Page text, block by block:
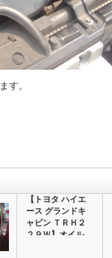
す。
【トヨタ ハイエ
ース グランドキ
ャビン ＴＲＨ２
２９Ｗ】オイル